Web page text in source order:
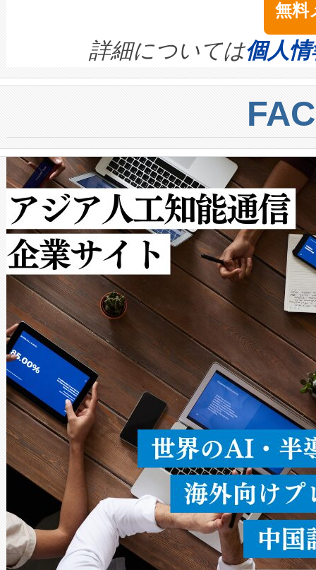
きます。この効率性は、フェ
ます。 Voltaiq provides a
quality and reliability for AI
BESS stack to ensure battery
centers. Voltaiqは、ai&のAI
からシステム統合、試運転、
クルの各段階のデータを監視
[…]
イズの小径化を実現すること
す。ノーマルモードでは、
ートル先まで検出でき、これ
トに対して約600メートルに
では、反射率10％のターゲッ
で向上し、最大検知距離は
ットだけで最大1キロメート
ルの変電所周囲を監視でき、
作業と点群処理を簡素化でき
Avia 2は、2種類のFOVオプシ
× 80°のノーマルモード、長
ードを切り替えて使用するこ
ることなく、単一のデバイス
うにします。遠距離まで届く
密度なスキャ […]
無料
詳細については個人